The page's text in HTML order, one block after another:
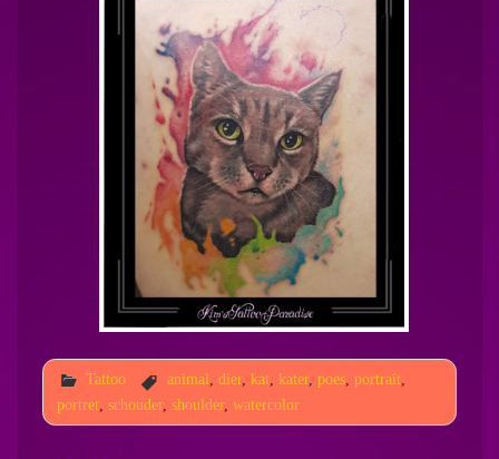
Tattoo animal, dier, kat, kater, poes, portrait,
portret, schouder, shoulder, watercolor